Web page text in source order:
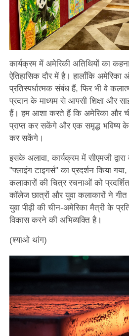
कार्यक्रम में अमेरिकी अतिथियों का
ऐतिहासिक दौर में है। हालाँकि
प्रतिस्पर्धात्मक संबंध हैं, फिर भी वे
प्रदान के माध्यम से आपसी शिक्षा और
हैं। हम आशा करते हैं कि अमेरिका और
प्राप्त कर सकेंगे और एक समृद्ध भविष्य के
कर सकेंगे।
इसके अलावा, कार्यक्रम में सीएमजी द्वारा
"फ्लाइंग टाइगर्स" का प्रदर्शन किया
कलाकारों की चित्र रचनाओं को
कॉलेज छात्रों और युवा कलाकारों ने
युवा पीढ़ी की चीन-अमेरिका मैत्री के
विकास करने की अभिव्यक्ति है।
(श्याओ थांग)